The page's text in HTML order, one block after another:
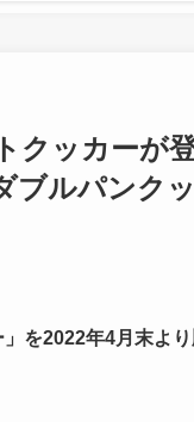
ッカーが
ブルパンク
を2022年4月末よ